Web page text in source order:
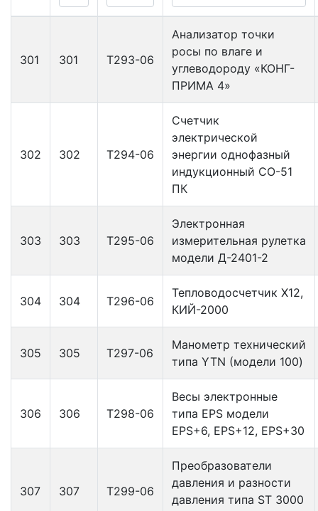
301 301 Т293-06
Анализатор точки
росы по влаге и
углеводороду «КОНГ-
ПРИМА 4»
302 302 Т294-06
Счетчик
электрической
энергии однофазный
индукционный СО-51
ПК
303 303 Т295-06
Электронная
измерительная рулетка
модели Д-2401-2
304 304 Т296-06
Тепловодосчетчик Х12,
КИЙ-2000
305 305 Т297-06
Манометр технический
типа YTN (модели 100)
306 306 Т298-06
Весы электронные
типа EPS модели
EPS+6, EPS+12, EPS+30
307 307 Т299-06
Преобразователи
давления и разности
давления типа ST 3000